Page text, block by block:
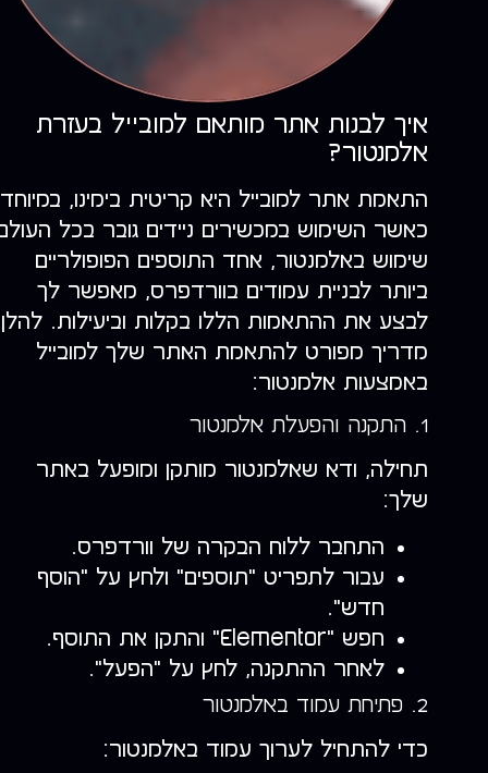
איך לבנות אתר מותאם למובייל בעזרת
אלמנטור?
התאמת אתר למובייל היא קריטית בימינו, במיוחד
כאשר השימוש במכשירים ניידים גובר בכל
שימוש באלמנטור, אחד התוספים הפופולריים
ביותר לבניית עמודים בוורדפרס, מאפשר לך
לבצע את ההתאמות הללו בקלות וביעילות. להלן
מדריך מפורט להתאמת האתר שלך למובייל
באמצעות אלמנטור:
1. התקנה והפעלת אלמנטור
תחילה, ודא שאלמנטור מותקן ומופעל באתר
שלך:
התחבר ללוח הבקרה של וורדפרס.
עבור לתפריט "תוספים" ולחץ על "הוסף
חדש".
חפש "Elementor" והתקן את התוסף.
לאחר ההתקנה, לחץ על "הפעל".
2. פתיחת עמוד באלמנטור
כדי להתחיל לערוך עמוד באלמנטור: